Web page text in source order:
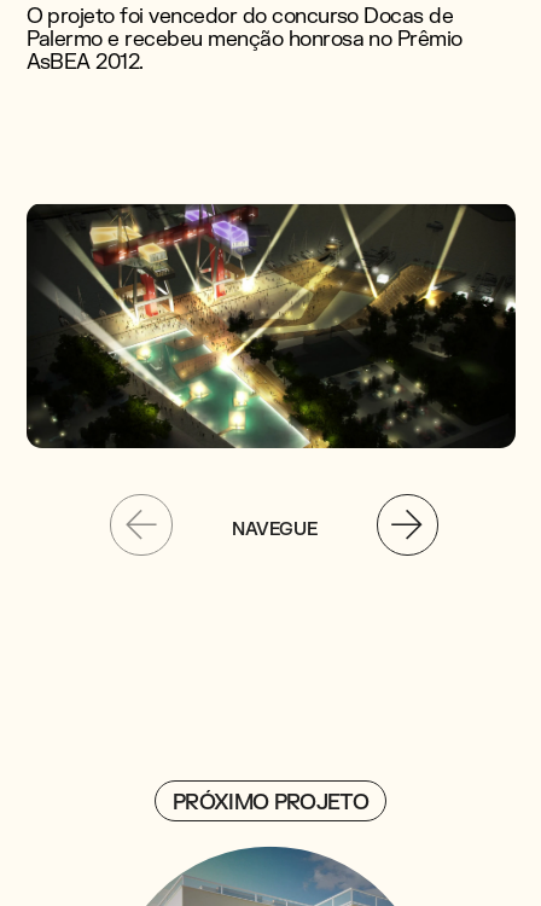
O projeto foi vencedor do concurso Docas de
Palermo e recebeu menção honrosa no Prêmio
AsBEA 2012.
NAVEGUE
PRÓXIMO PROJETO